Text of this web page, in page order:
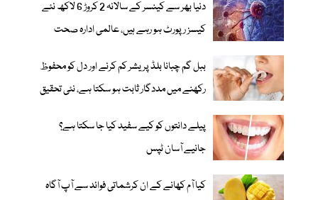
دنیا بھر سے کینسر کے سالانہ 2 کروڑ 6 لاکھ نئے
کیسز رپورٹ ہو رہے ہیں، عالمی ادارہ صحت
ببل گم چبانا بلڈ پریشر کم کرنے اور دل کو محفوظ
رکھنے میں مددگار ثابت ہو سکتا ہے، نئی تحقیق
پیلے دانتوں کو کیے سفید کیا جا سکتا ہے؟
جانیے آسان ٹپس
کیا آم کھانے کے ان کرشماتی فوائد سے آپ آگاہ